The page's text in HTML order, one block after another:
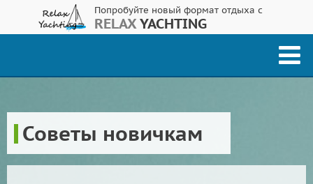
Попробуйте новый формат отдыха с
RELAXYACHTING
Советы новичкам